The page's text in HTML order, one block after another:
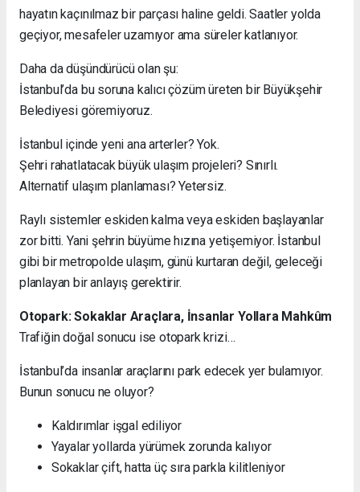
hayatın kaçınılmaz bir parçası haline geldi. Saatler yolda
geçiyor, mesafeler uzamıyor ama süreler katlanıyor.
Daha da düşündürücü olan şu:
İstanbul’da bu soruna kalıcı çözüm üreten bir Büyükşehir
Belediyesi göremiyoruz.
İstanbul içinde yeni ana arterler? Yok.
Şehri rahatlatacak büyük ulaşım projeleri? Sınırlı.
Alternatif ulaşım planlaması? Yetersiz.
Raylı sistemler eskiden kalma veya eskiden başlayanlar
zor bitti. Yani şehrin büyüme hızına yetişemiyor. İstanbul
gibi bir metropolde ulaşım, günü kurtaran değil, geleceği
planlayan bir anlayış gerektirir.
Otopark: Sokaklar Araçlara, İnsanlar Yollara Mahkûm
Trafiğin doğal sonucu ise otopark krizi…
İstanbul’da insanlar araçlarını park edecek yer bulamıyor.
Bunun sonucu ne oluyor?
Kaldırımlar işgal ediliyor
Yayalar yollarda yürümek zorunda kalıyor
Sokaklar çift, hatta üç sıra parkla kilitleniyor